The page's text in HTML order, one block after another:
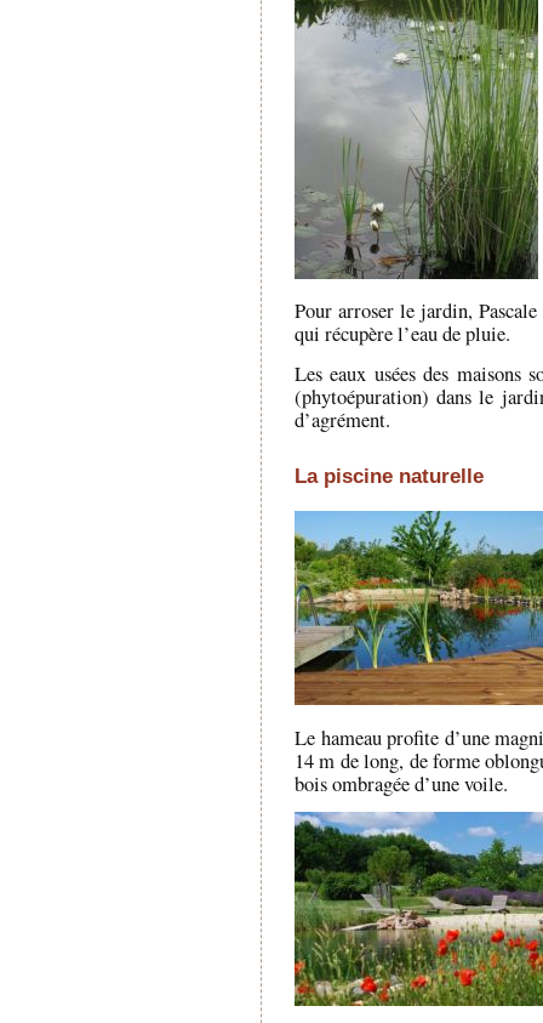
Pour arroser le jardin,
qui récupère l’eau de pluie.
Les eaux usées des maisons
(phytoépuration) dans le
d’agrément.
La piscine naturelle
Le hameau profite d’une
14 m de long, de forme
bois ombragée d’une voile.